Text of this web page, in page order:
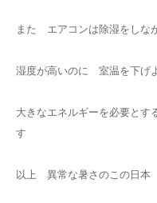
また エアコンは除湿をしな
湿度が高いのに 室温を下げ
大きなエネルギーを必要と
す
以上 異常な暑さのこの日本